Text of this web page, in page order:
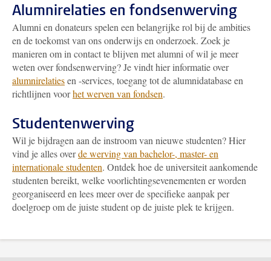
Alumnirelaties en fondsenwerving
Alumni en donateurs spelen een belangrijke rol bij de ambities
en de toekomst van ons onderwijs en onderzoek. Zoek je
manieren om in contact te blijven met alumni of wil je meer
weten over fondsenwerving? Je vindt hier informatie over
alumnirelatiesen -services, toegang tot de alumnidatabase en
richtlijnen voorhet werven van fondsen.
Studentenwerving
Wil je bijdragen aan de instroom van nieuwe studenten? Hier
vind je alles overde werving van bachelor-, master- en
internationale studenten. Ontdek hoe de universiteit aankomende
studenten bereikt, welke voorlichtingsevenementen er worden
georganiseerd en lees meer over de specifieke aanpak per
doelgroep om de juiste student op de juiste plek te krijgen.